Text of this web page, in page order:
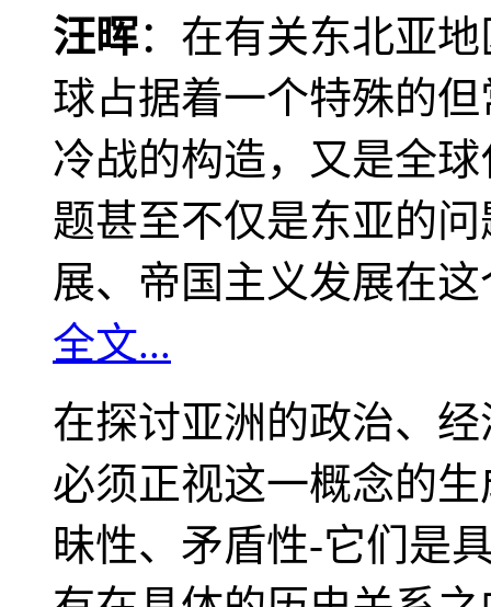
汪晖：在有关东北亚
球占据着一个特殊的
冷战的构造，又是全
题甚至不仅是东亚的
展、帝国主义发展在
全文...
在探讨亚洲的政治、
必须正视这一概念的
昧性、矛盾性-它们是